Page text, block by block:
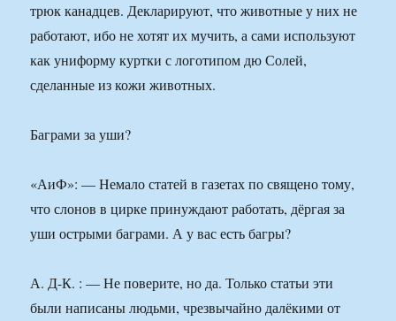
трюк канадцев. Декларируют, что животные у них не
работают, ибо не хотят их мучить, а сами используют
как униформу куртки с логотипом дю Солей,
сделанные из кожи животных.
Баграми за уши?
«АиФ»: — Немало статей в газетах по священо тому,
что слонов в цирке принуждают работать, дёргая за
уши острыми баграми. А у вас есть багры?
А. Д-К. : — Не поверите, но да. Только статьи эти
были написаны людьми, чрезвычайно далёкими от